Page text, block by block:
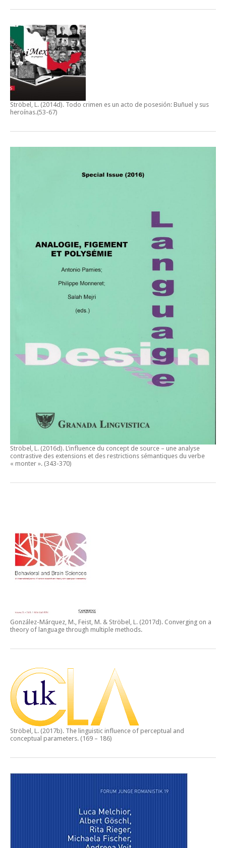
Ströbel, L. (2014d). Todo crimen es un acto de posesión: Buñuel y sus
heroínas.(53-67)
Ströbel, L. (2016d). L’influence du concept de source – une analyse
contrastive des extensions et des restrictions sémantiques du verbe
« monter ». (343-370)
González-Márquez, M., Feist, M. & Ströbel, L. (2017d). Converging on a
theory of language through multiple methods.
Ströbel, L. (2017b). The linguistic influence of perceptual and
conceptual parameters. (169 – 186)